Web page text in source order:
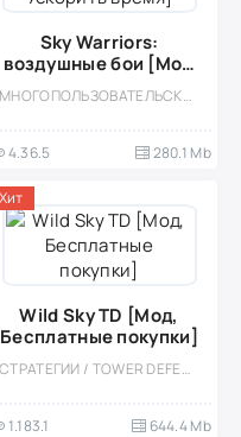
Sky Warriors:
воздушные бои [Мод
Ускорить время] МНОГОПОЛЬЗОВАТЕЛЬСКАЯ / ЭКШЕНЫ / ШУТЕРЫ / ГОНОЧНЫЙ ШУТЕР / КАЗУАЛЬНЫЕ / СОРЕВНОВАТЕЛЬНАЯ / ОДНОПОЛЬЗОВАТЕЛЬСКИЕ / СТИЛИЗАЦИЯ / ОФЛАЙН / САМОЛЁТЫ / МОД
4.36.5 280.1 Mb
Wild Sky TD [Мод,
Бесплатные покупки]
СТРАТЕГИИ / TOWER DEFENCE / ОФЛАЙН / СТИЛИЗАЦИЯ / ОДНОПОЛЬЗОВАТЕЛЬСКИЕ / МОД / ФЭНТЕЗИ / ЗОМБИ
1.183.1 644.4 Mb
Хит